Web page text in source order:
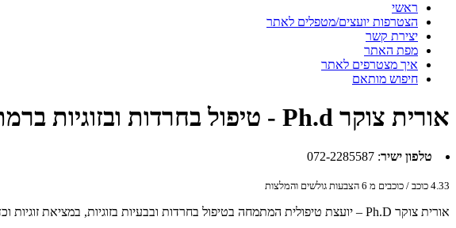
ראשי
הצטרפות יועצים/מטפלים לאתר
יצירת קשר
מפת האתר
איך מצטרפים לאתר
חיפוש מותאם
אורית צוקר Ph.d - טיפול בחרדות ובזוגיות ברמת גן ובחיפה
טלפון ישיר:
072-2285587
4.33 כוכב / כוכבים מ 6 הצבעות גולשים והמלצות
אורית צוקר Ph.D – יועצת טיפולית המתמחה בטיפול בחרדות ובבעיות בזוגיות, במציאת זוגיות וכד'.